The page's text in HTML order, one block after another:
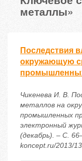
металлы»
Последствия
окружающую
Чикенева И. В.
металлов на
промышленных
электронный
(декабрь). – С.
koncept.ru/2013/